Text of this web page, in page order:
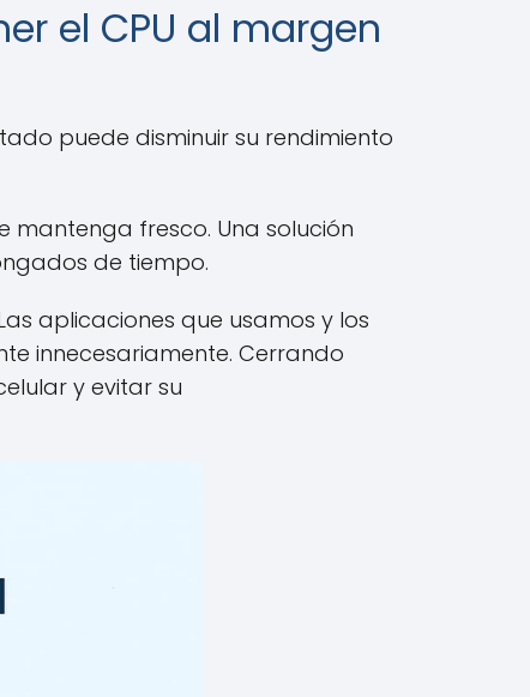
el CPU al margen
puede disminuir su rendimiento
mantenga fresco. Una solución
de tiempo.
aplicaciones que usamos y los
innecesariamente. Cerrando
y evitar su